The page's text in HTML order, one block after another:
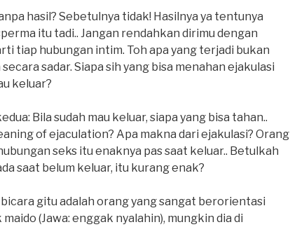
hasil? Sebetulnya tidak! Hasilnya ya tentunya
itu tadi.. Jangan rendahkan dirimu dengan
tiap hubungan intim. Toh apa yang terjadi bukan
sadar. Siapa sih yang bisa menahan ejakulasi
keluar?
Bila sudah mau keluar, siapa yang bisa tahan..
of ejaculation? Apa makna dari ejakulasi? Orang
seks itu enaknya pas saat keluar.. Betulkah
saat belum keluar, itu kurang enak?
gitu adalah orang yang sangat berorientasi
maido (Jawa: enggak nyalahin), mungkin dia di